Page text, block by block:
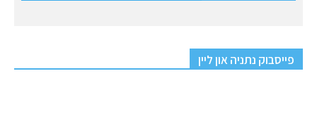
פייסבוק נתניה און ליין